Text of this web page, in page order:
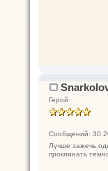
Герой
Сообщений: 30
Лучше зажечь
проклинать